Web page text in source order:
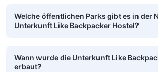
Welche öffentlichen Parks gibt es in der
Unterkunft Like Backpacker Hostel?
Wann wurde die Unterkunft Like
erbaut?